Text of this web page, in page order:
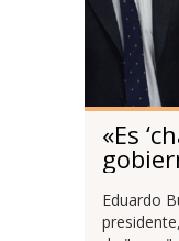
«Es
Eduardo